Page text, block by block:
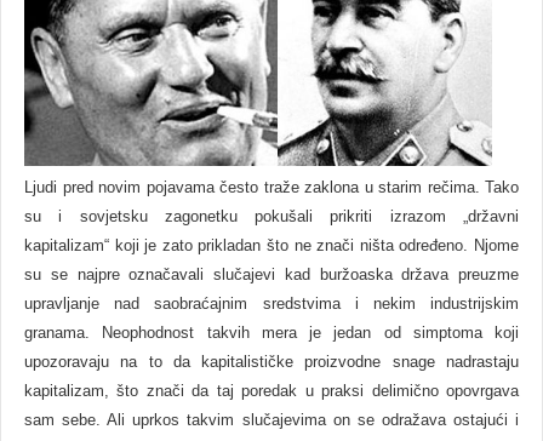
Ljudi pred novim pojavama često traže zaklona u starim rečima. Tako
su i sovjetsku zagonetku pokušali prikriti izrazom „državni
kapitalizam“ koji je zato prikladan što ne znači ništa određeno. Njome
su se najpre označavali slučajevi kad buržoaska država preuzme
upravljanje nad saobraćajnim sredstvima i nekim industrijskim
granama. Neophodnost takvih mera je jedan od simptoma koji
upozoravaju na to da kapitalističke proizvodne snage nadrastaju
kapitalizam, što znači da taj poredak u praksi delimično opovrgava
sam sebe. Ali uprkos takvim slučajevima on se odražava ostajući i